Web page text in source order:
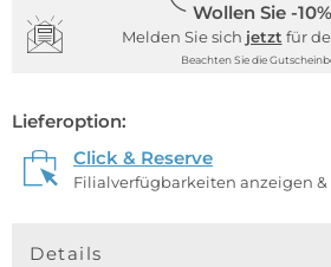
Wollen Sie -
Melden Sie sich jetzt für
Beachten Sie die
Lieferoption:
Click & Reserve
Filialverfügbarkeiten anzeigen &
Details